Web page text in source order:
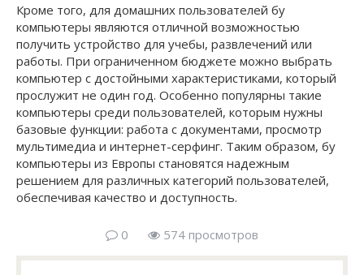
Кроме того, для домашних пользователей бу
компьютеры являются отличной возможностью
получить устройство для учебы, развлечений или
работы. При ограниченном бюджете можно выбрать
компьютер с достойными характеристиками, который
прослужит не один год. Особенно популярны такие
компьютеры среди пользователей, которым нужны
базовые функции: работа с документами, просмотр
мультимедиа и интернет-серфинг. Таким образом, бу
компьютеры из Европы становятся надежным
решением для различных категорий пользователей,
обеспечивая качество и доступность.
0 574 просмотров